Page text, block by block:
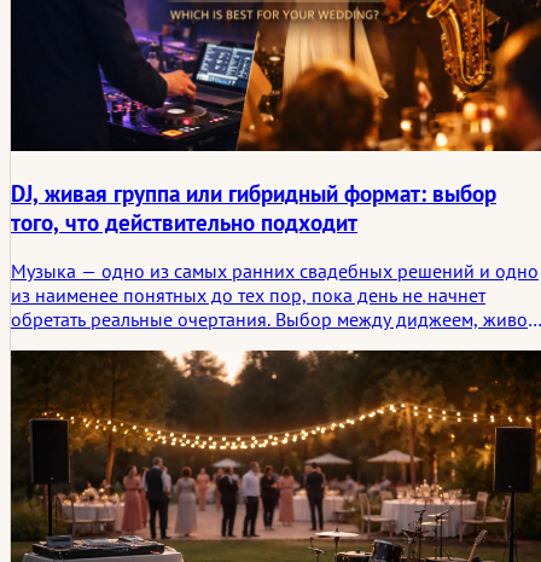
DJ, живая группа или гибридный формат: выбор
того, что действительно подходит
Музыка — одно из самых ранних свадебных решений и одно
из наименее понятных до тех пор, пока день не начнет
обретать реальные очертания. Выбор между диджеем, живой
вкуса. Он меняет тайминг, движение, общение и то, как
позволяют дышать.